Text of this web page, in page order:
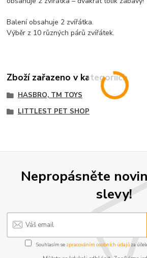
Balení obsahuje 2 zvířátka.
Výběr z 10 různých párů zvířátek.
Zboží zařazeno v kategoriích
HASBRO, TM TOYS
LITTLEST PET SHOP
Nepropásněte
slevy!
Souhlasím se zpracováním osobních údajůza